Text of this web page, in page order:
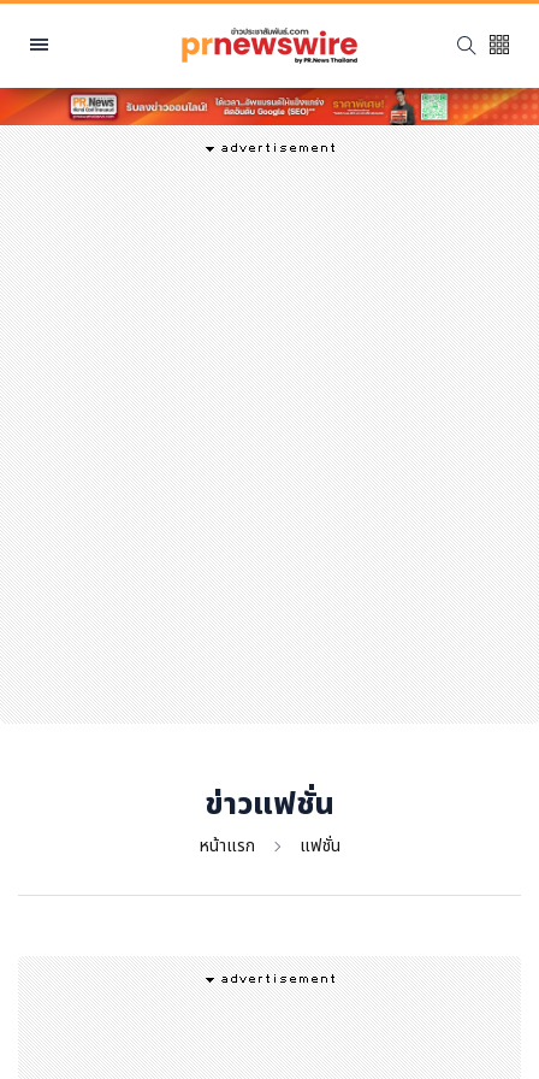
หมวดหมู่
พีอาร์ นิวส์ไวร์
สินค้า, บริการ
โปรโมชั่น
งานอีเว้นท์
รีวิว
บันเทิง
นักแสดง, นักร้อง, โมเดล
อินฟลูเอนเซอร์
ไลฟ์สไตล์
ความงาม
แฟชั่น
สุขภาพ
กีฬา
อาหาร, เครื่องดื่ม
ท่องเที่ยว
โรงแรม, ที่พัก
การศึกษา
ศิลปะ, วัฒนธรรม
ศาสนา
ข่าวแฟชั่น
หน้าแรก แฟชั่น